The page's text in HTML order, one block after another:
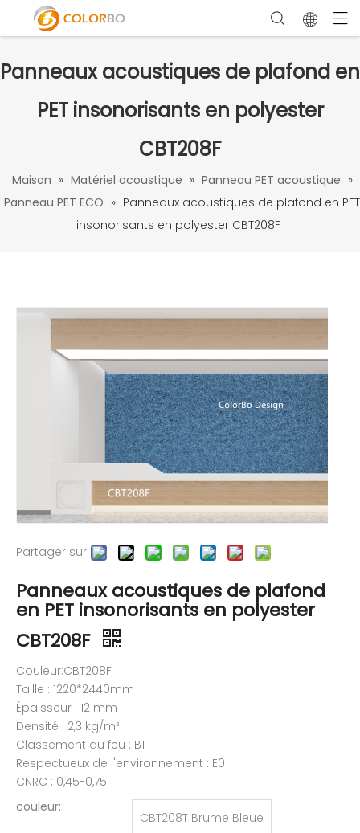
Panneaux acoustiques de plafond en
PET insonorisants en polyester
CBT208F
Maison » Matériel acoustique » Panneau PET acoustique »
Panneau PET ECO » Panneaux acoustiques de plafond en PET
insonorisants en polyester CBT208F
Partager sur:
Panneaux acoustiques de plafond
en PET insonorisants en polyester
CBT208F
Couleur:CBT208F
Taille : 1220*2440mm
Épaisseur : 12 mm
Densité : 2,3 kg/m²
Classement au feu : B1
Respectueux de l'environnement : E0
CNRC : 0,45-0,75
couleur:
CBT208T Brume Bleue